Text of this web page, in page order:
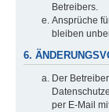
Betreibers.
Ansprüche
bleiben
6.
Der
per E-Mail